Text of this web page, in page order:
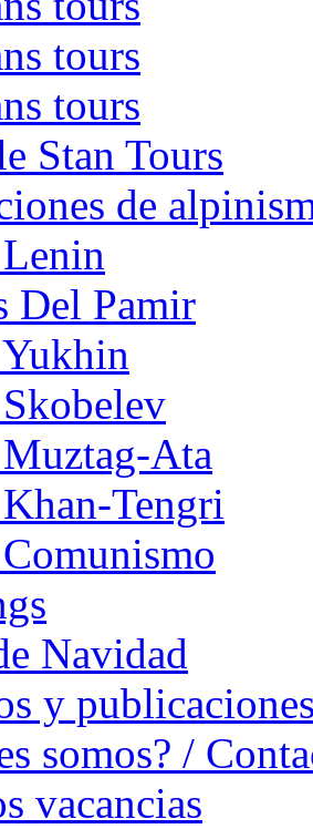
tours
tours
Stan Tours
de
Del Pamir
Ata
Tengri
Navidad
y
somos? /
vacancias